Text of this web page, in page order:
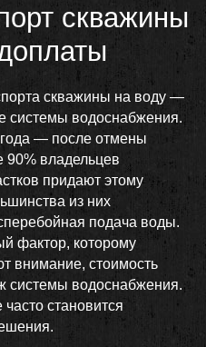
скважины
скважины на воду —
системы водоснабжения.
года — после отмены
владельцев
придают этому
из них
подача воды.
фактор, которому
внимание, стоимость
системы водоснабжения.
становится